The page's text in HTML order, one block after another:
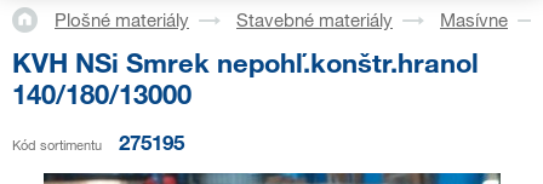
Plošné materiály Stavebné materiály Masívne
KVH NSi Smrek nepohľ.konštr.hranol
140/180/13000
Kód sortimentu 275195